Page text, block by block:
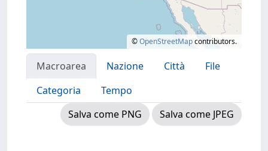
©OpenStreetMapcontributors.
Macroarea Nazione Città
File
Categoria
Tempo
Salva come PNG
Salva come JPEG